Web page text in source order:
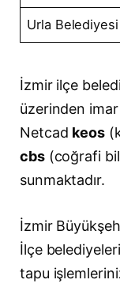
Urla
İzmir ilçe
üzerinden
Netcad keos
cbs(coğrafi
sunmaktadır.
İzmir
İlçe
tapu